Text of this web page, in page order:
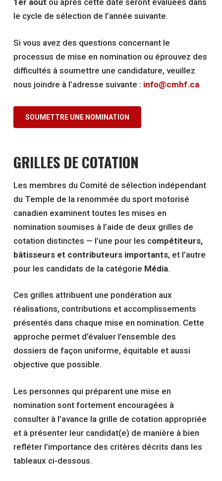
1er août ou après cette date seront évaluées dans
le cycle de sélection de l’année suivante.
Si vous avez des questions concernant le
processus de mise en nomination ou éprouvez des
difficultés à soumettre une candidature, veuillez
nous joindre à l’adresse suivante : info@cmhf.ca
SOUMETTRE UNE NOMINATION
GRILLES DE COTATION
Les membres du Comité de sélection indépendant
du Temple de la renommée du sport motorisé
canadien examinent toutes les mises en
nomination soumises à l’aide de deux grilles de
cotation distinctes — l’une pour les compétiteurs,
bâtisseurs et contributeurs importants, et l’autre
pour les candidats de la catégorie Média.
Ces grilles attribuent une pondération aux
réalisations, contributions et accomplissements
présentés dans chaque mise en nomination. Cette
approche permet d’évaluer l’ensemble des
dossiers de façon uniforme, équitable et aussi
objective que possible.
Les personnes qui préparent une mise en
nomination sont fortement encouragées à
consulter à l’avance la grille de cotation appropriée
et à présenter leur candidat(e) de manière à bien
refléter l’importance des critères décrits dans les
tableaux ci-dessous.